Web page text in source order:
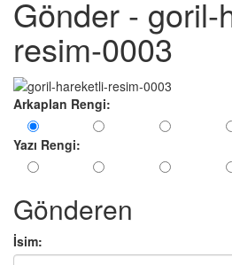
Gönder - goril-
resim-0003
Arkaplan Rengi:
Yazı Rengi:
Gönderen
İsim: